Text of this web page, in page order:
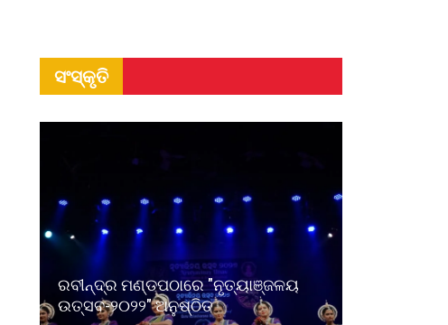
ସଂସ୍କୃତି
ରବୀନ୍ଦ୍ର ମଣ୍ଡପଠାରେ "ନୃତ୍ୟାଞ୍ଜଳୟ
ଉତ୍ସବ-୨୦୨୨" ଅନୁଷ୍ଠିତ